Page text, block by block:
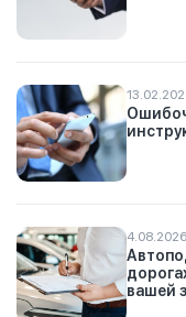
4.08.2026
вашей